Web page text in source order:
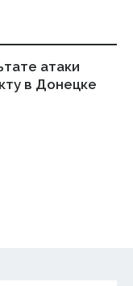
атаки
в Донецке